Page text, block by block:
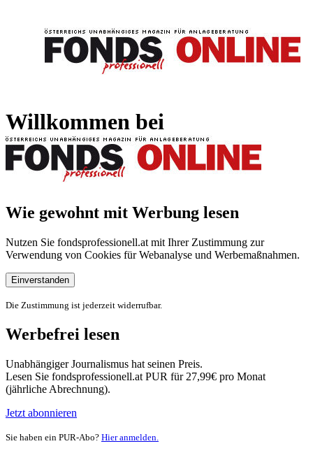
Willkommen bei
Wie gewohnt mit Werbung lesen
Nutzen Sie fondsprofessionell.at mit Ihrer Zustimmung zur
Verwendung von Cookies für Webanalyse und Werbemaßnahmen.
Einverstanden
Die Zustimmung ist jederzeit widerrufbar.
Werbefrei lesen
Unabhängiger Journalismus hat seinen Preis.
Lesen Sie fondsprofessionell.at PUR für 27,99€ pro Monat
(jährliche Abrechnung).
Jetzt abonnieren
Sie haben ein PUR-Abo? Hier anmelden.